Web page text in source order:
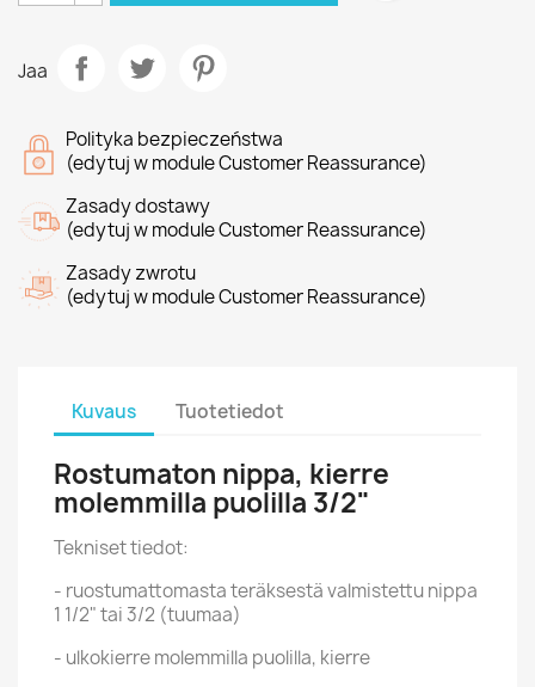
Jaa
Polityka bezpieczeństwa
(edytuj w module Customer Reassurance)
Zasady dostawy
(edytuj w module Customer Reassurance)
Zasady zwrotu
(edytuj w module Customer Reassurance)
Kuvaus Tuotetiedot
Rostumaton nippa, kierre
molemmilla puolilla 3/2"
Tekniset tiedot:
- ruostumattomasta teräksestä valmistettu nippa
1 1/2" tai 3/2 (tuumaa)
- ulkokierre molemmilla puolilla, kierre